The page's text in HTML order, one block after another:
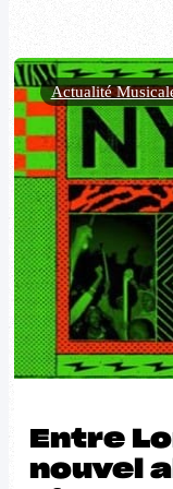
Entre
nouvel
Actualité